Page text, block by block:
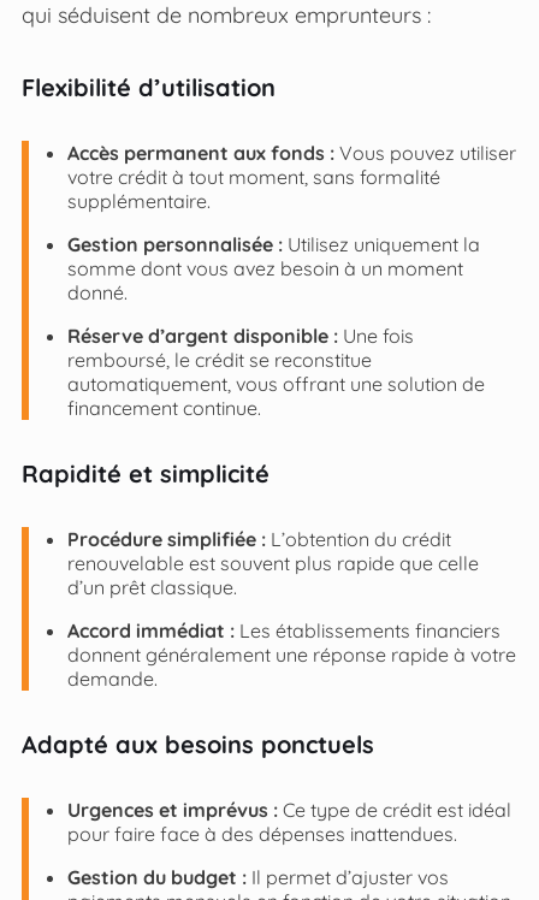
qui séduisent de nombreux emprunteurs :
Flexibilité d’utilisation
Accès permanent aux fonds :Vous pouvez utiliser
votre crédit à tout moment, sans formalité
supplémentaire.
Gestion personnalisée :Utilisez uniquement la
somme dont vous avez besoin à un moment
donné.
Réserve d’argent disponible :Une fois
remboursé, le crédit se reconstitue
automatiquement, vous offrant une solution de
financement continue.
Rapidité et simplicité
Procédure simplifiée :L’obtention du crédit
renouvelable est souvent plus rapide que celle
d’un prêt classique.
Accord immédiat :Les établissements financiers
donnent généralement une réponse rapide à votre
demande.
Adapté aux besoins ponctuels
Urgences et imprévus :Ce type de crédit est idéal
pour faire face à des dépenses inattendues.
Gestion du budget :Il permet d’ajuster vos